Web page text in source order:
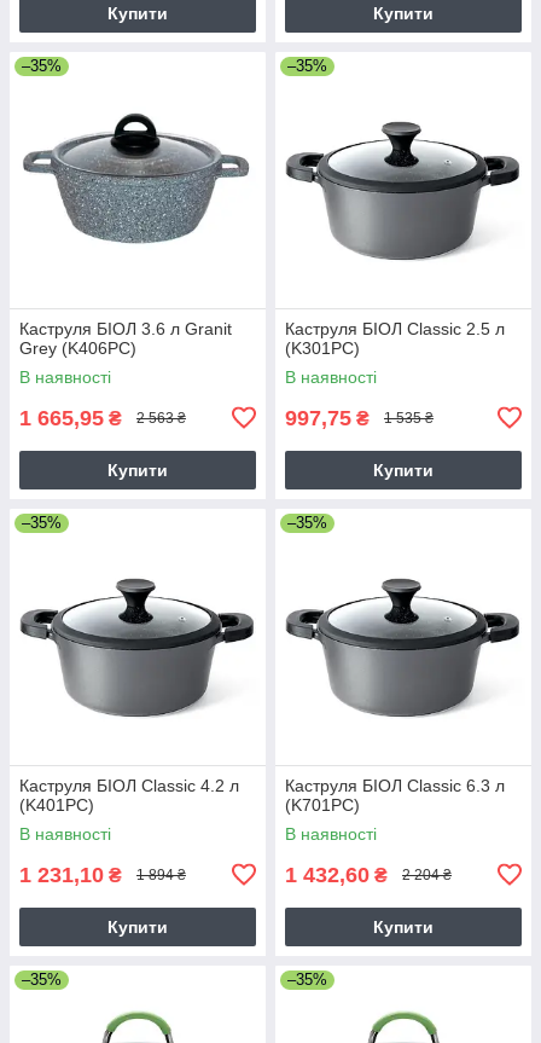
Купити Купити
–35%
Каструля БІОЛ 3.6 л Granit
Grey (K406PC)
В наявності
1 665,95 ₴ 2 563 ₴
Купити
–35%
Каструля БІОЛ Classic 2.5 л
(K301PC)
В наявності
997,75 ₴ 1 535 ₴
Купити
–35%
Каструля БІОЛ Classic 4.2 л
(K401PC)
В наявності
1 231,10 ₴ 1 894 ₴
Купити
–35%
Каструля БІОЛ Classic 6.3 л
(K701PC)
В наявності
1 432,60 ₴ 2 204 ₴
Купити
–35% –35%